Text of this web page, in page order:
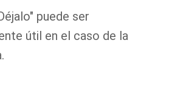
puede ser
útil en el caso de la